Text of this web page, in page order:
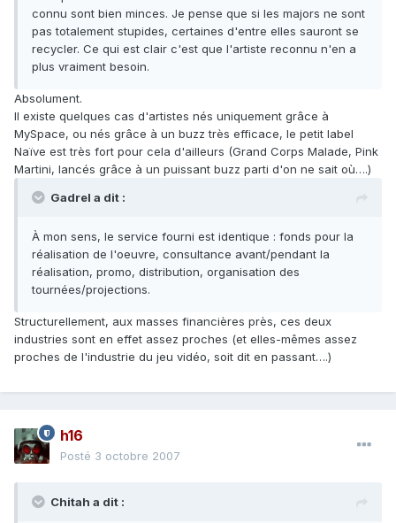
connu sont bien minces. Je pense que si les majors ne sont
pas totalement stupides, certaines d'entre elles sauront se
recycler. Ce qui est clair c'est que l'artiste reconnu n'en a
plus vraiment besoin.
Absolument.
Il existe quelques cas d'artistes nés uniquement grâce à
MySpace, ou nés grâce à un buzz très efficace, le petit label
Naïve est très fort pour cela d'ailleurs (Grand Corps Malade, Pink
Martini, lancés grâce à un puissant buzz parti d'on ne sait où….)
Gadrel a dit :
À mon sens, le service fourni est identique : fonds pour la
réalisation de l'oeuvre, consultance avant/pendant la
réalisation, promo, distribution, organisation des
tournées/projections.
Structurellement, aux masses financières près, ces deux
industries sont en effet assez proches (et elles-mêmes assez
proches de l'industrie du jeu vidéo, soit dit en passant….)
h16
Posté 3 octobre 2007
Chitah a dit :